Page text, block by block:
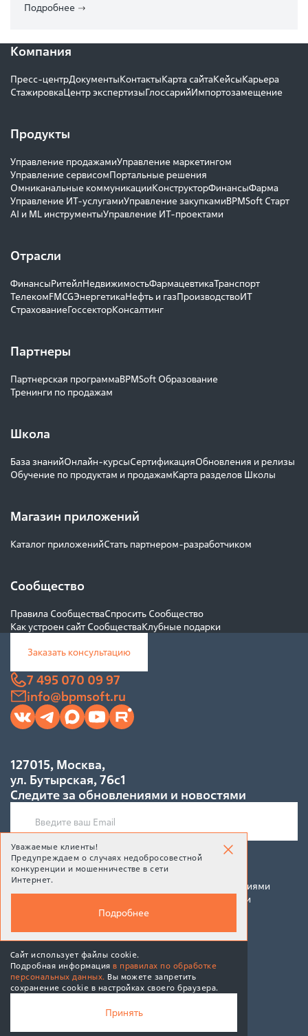
Подробнее
Компания
Пресс-центрДокументыКонтактыКарта сайтаКейсыКарьера
СтажировкаЦентр экспертизыГлоссарийИмпортозамещение
Продукты
Управление продажамиУправление маркетингом
Управление сервисомПортальные решения
Омниканальные коммуникацииКонструкторФинансыФарма
Управление ИТ-услугамиУправление закупкамиBPMSoft Старт
AI и ML инструментыУправление ИТ-проектами
Отрасли
ФинансыРитейлНедвижимостьФармацевтикаТранспорт
ТелекомFMCGЭнергетикаНефть и газПроизводствоИТ
СтрахованиеГоссекторКонсалтинг
Партнеры
Партнерская программаBPMSoft Образование
Тренинги по продажам
Школа
База знанийОнлайн-курсыСертификацияОбновления и релизы
Обучение по продуктам и продажамКарта разделов Школы
Магазин приложений
Каталог приложенийСтать партнером-разработчиком
Сообщество
Правила СообществаСпросить Сообщество
Как устроен сайт СообществаКлубные подарки
Заказать консультацию
7 495 070 09 97
info@bpmsoft.ru
127015, Москва,
ул. Бутырская, 76с1
Следите за обновлениями и новостями
Подписаться
Подписываясь на рассылку, Вы соглашаетесь c условиями
политики конфиденциальности и политики обработки
персональных данных
© 2026 BPMSoft
Политика обработки персональных данных
Уважаемые клиенты!
Предупреждаем о случаях недобросовестной
конкуренции и мошенничестве в сети
Интернет.
Подробнее
Сайт использует файлы cookie.
Подробная информацияв правилах по обработке
персональных данных. Вы можете запретить
сохранение cookie в настройках своего браузера.
Принять